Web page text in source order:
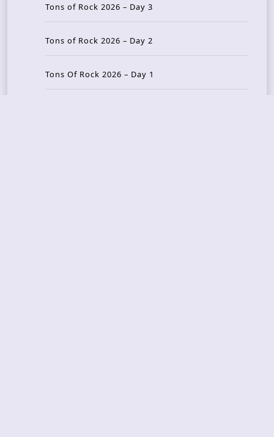
Tons of Rock 2026 – Day 3
Tons of Rock 2026 – Day 2
Tons Of Rock 2026 – Day 1